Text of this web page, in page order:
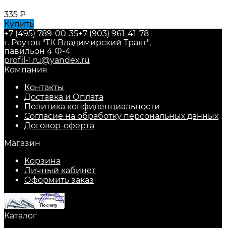
335 ₽
Купить
+7 (495) 789-00-35+7 (903) 961-41-78
г. Реутов "ТК Владимирский Тракт",
павильон 4 Ф-4
profil-1.ru@yandex.ru
Компания
Контакты
Доставка и Оплата
Политика конфиденциальности
Согласие на обработку персональных данных
Договор-оферта
Магазин
Корзина
Личный кабинет
Оформить заказ
Каталог